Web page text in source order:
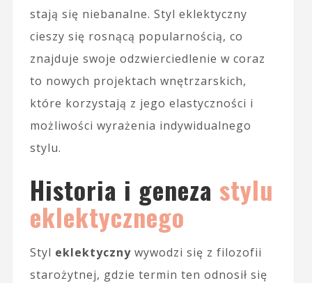
stają się niebanalne. Styl eklektyczny
cieszy się rosnącą popularnością, co
znajduje swoje odzwierciedlenie w coraz
to nowych projektach wnętrzarskich,
które korzystają z jego elastyczności i
możliwości wyrażenia indywidualnego
stylu.
Historia i geneza stylu
eklektycznego
Styl eklektycznywywodzi się z filozofii
starożytnej, gdzie termin ten odnosił się